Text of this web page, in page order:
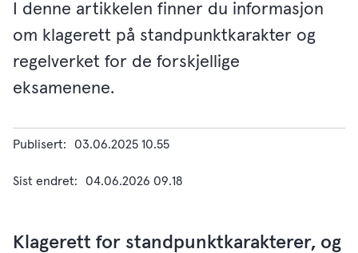
I denne artikkelen finner du informasjon
om klagerett på standpunktkarakter og
regelverket for de forskjellige
eksamenene.
Publisert 03.06.2025 10.55
Sist endret 04.06.2026 09.18
Klagerett for standpunktkarakterer, og